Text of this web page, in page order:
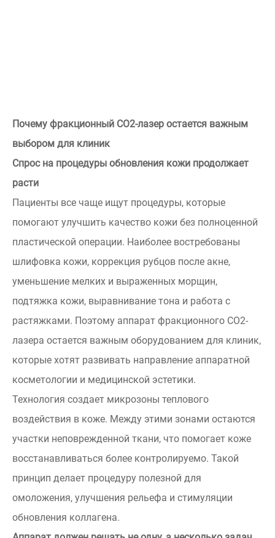
Почему фракционный СО2-лазер остается важным
выбором для клиник
Спрос на процедуры обновления кожи продолжает
расти
Пациенты все чаще ищут процедуры, которые
помогают улучшить качество кожи без полноценной
пластической операции. Наиболее востребованы
шлифовка кожи, коррекция рубцов после акне,
уменьшение мелких и выраженных морщин,
подтяжка кожи, выравнивание тона и работа с
растяжками. Поэтому аппарат фракционного СО2-
лазера остается важным оборудованием для клиник,
которые хотят развивать направление аппаратной
косметологии и медицинской эстетики.
Технология создает микрозоны теплового
воздействия в коже. Между этими зонами остаются
участки неповрежденной ткани, что помогает коже
восстанавливаться более контролируемо. Такой
принцип делает процедуру полезной для
омоложения, улучшения рельефа и стимуляции
обновления коллагена.